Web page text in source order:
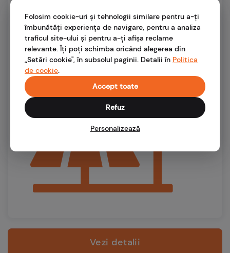
faci alegeri sustenabile!
48,5 %
Vezi detalii
Folosim cookie-uri și tehnologii similare pentru a-ți
îmbunătăți experiența de navigare, pentru a analiza
traficul site-ului și pentru a-ți afișa reclame
relevante. Îți poți schimba oricând alegerea din
„Setări cookie", în subsolul paginii. Detalii în Politica
de cookie.
Accept toate
Refuz
Personalizează